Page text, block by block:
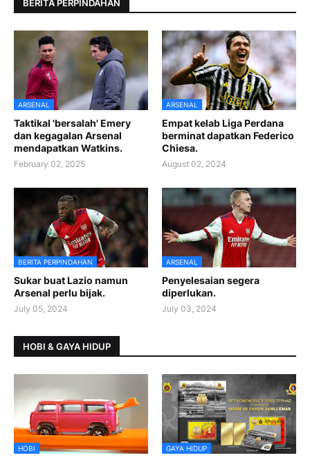
BERITA PERPINDAHAN
ARSENAL
Taktikal 'bersalah' Emery
dan kegagalan Arsenal
mendapatkan Watkins.
February 02, 2025
ARSENAL
Empat kelab Liga Perdana
berminat dapatkan Federico
Chiesa.
August 02, 2024
BERITA PERPINDAHAN
Sukar buat Lazio namun
Arsenal perlu bijak.
July 05, 2024
ARSENAL
Penyelesaian segera
diperlukan.
July 03, 2024
HOBI & GAYA HIDUP
HOBI GAYA HIDUP